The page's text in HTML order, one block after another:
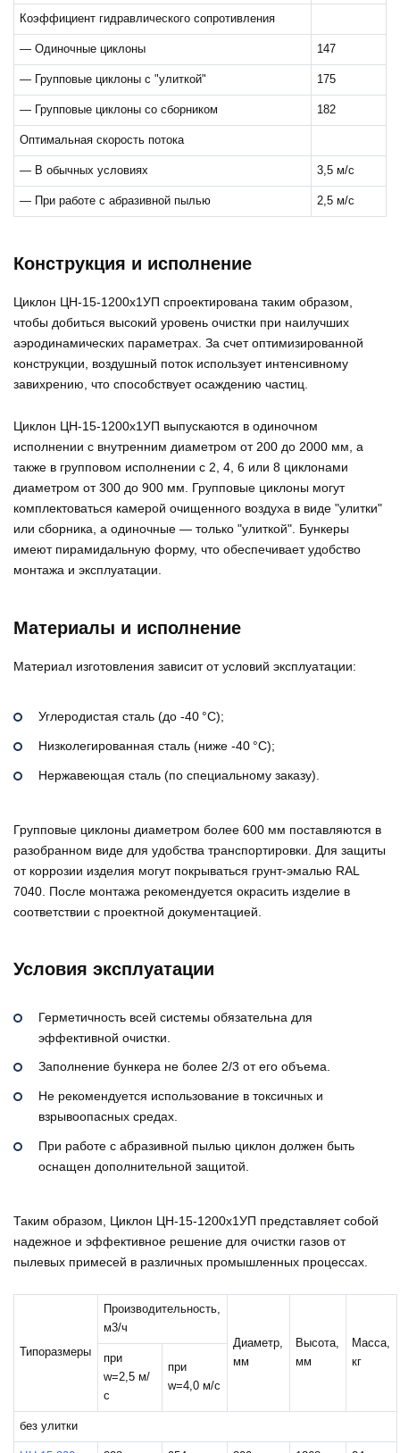
Коэффициент гидравлического сопротивления
— Одиночные циклоны 147
— Групповые циклоны с "улиткой" 175
— Групповые циклоны со сборником 182
Оптимальная скорость потока
— В обычных условиях 3,5 м/с
— При работе с абразивной пылью 2,5 м/с
Конструкция и исполнение
Циклон ЦН-15-1200х1УП спроектирована таким образом,
чтобы добиться высокий уровень очистки при наилучших
аэродинамических параметрах. За счет оптимизированной
конструкции, воздушный поток использует интенсивному
завихрению, что способствует осаждению частиц.
Циклон ЦН-15-1200х1УП выпускаются в одиночном
исполнении с внутренним диаметром от 200 до 2000 мм, а
также в групповом исполнении с 2, 4, 6 или 8 циклонами
диаметром от 300 до 900 мм. Групповые циклоны могут
комплектоваться камерой очищенного воздуха в виде "улитки"
или сборника, а одиночные — только "улиткой". Бункеры
имеют пирамидальную форму, что обеспечивает удобство
монтажа и эксплуатации.
Материалы и исполнение
Материал изготовления зависит от условий эксплуатации:
Углеродистая сталь (до -40 °C);
Низколегированная сталь (ниже -40 °C);
Нержавеющая сталь (по специальному заказу).
Групповые циклоны диаметром более 600 мм поставляются в
разобранном виде для удобства транспортировки. Для защиты
от коррозии изделия могут покрываться грунт-эмалью RAL
7040. После монтажа рекомендуется окрасить изделие в
соответствии с проектной документацией.
Условия эксплуатации
Герметичность всей системы обязательна для
эффективной очистки.
Заполнение бункера не более 2/3 от его объема.
Не рекомендуется использование в токсичных и
взрывоопасных средах.
При работе с абразивной пылью циклон должен быть
оснащен дополнительной защитой.
Таким образом, Циклон ЦН-15-1200х1УП представляет собой
надежное и эффективное решение для очистки газов от
пылевых примесей в различных промышленных процессах.
Типоразмеры
Производительность,
м3/ч
Диаметр,
мм
Высота,
мм
Масса,
кг
при
w=2,5 м/
с
при
w=4,0 м/с
без улитки